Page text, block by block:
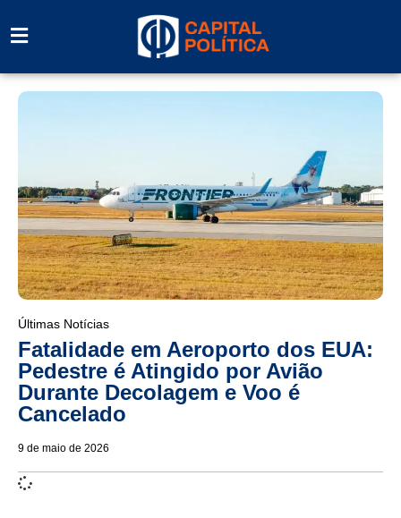
Últimas Notícias
Fatalidade em Aeroporto dos EUA:
Pedestre é Atingido por Avião
Durante Decolagem e Voo é
Cancelado
9 de maio de 2026